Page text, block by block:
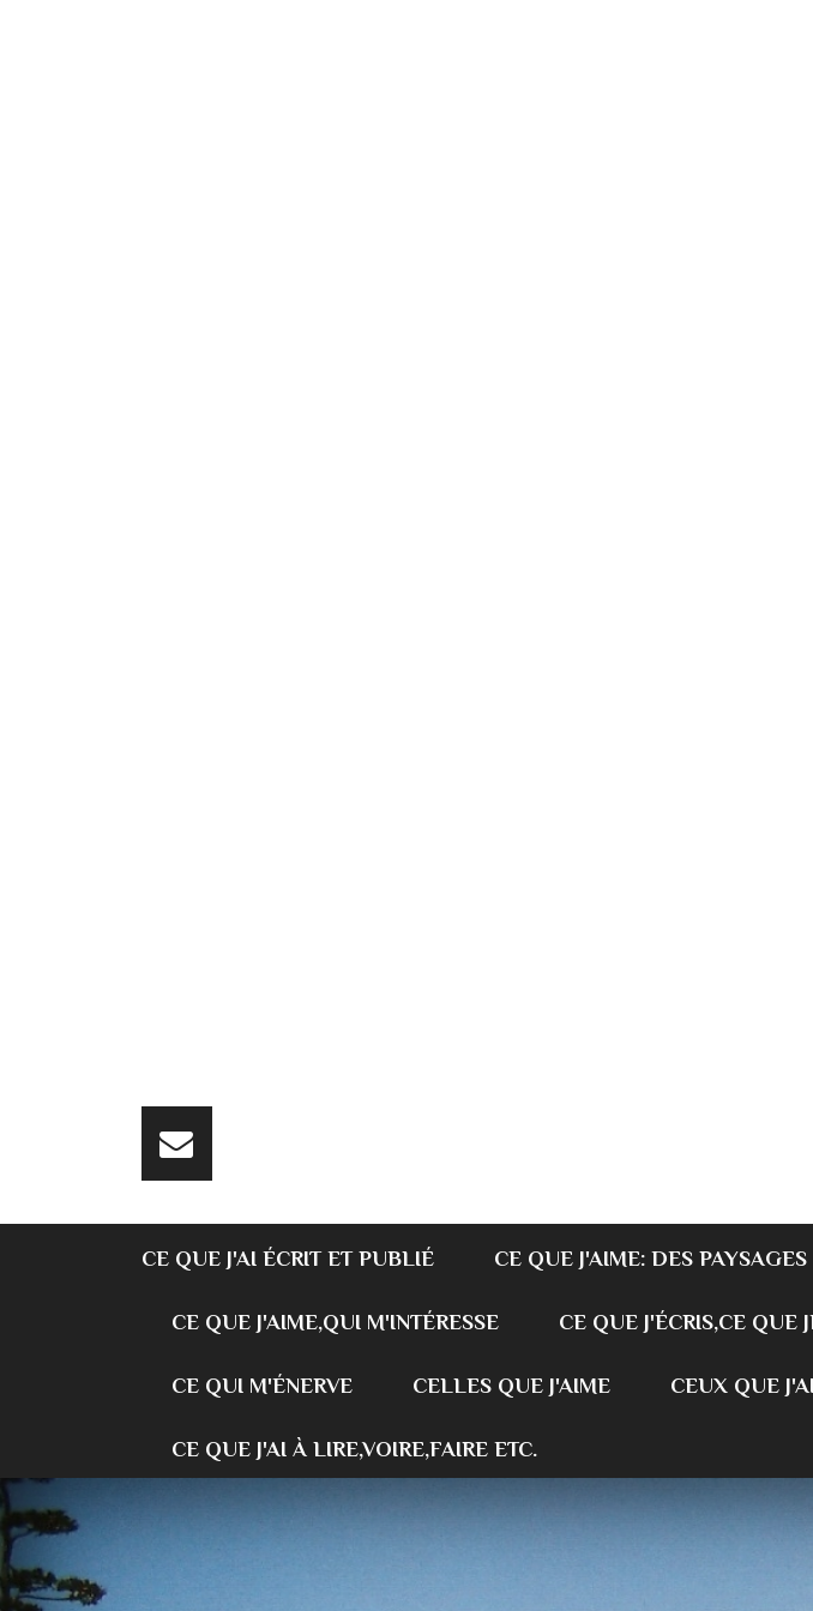
CE QUE J'AI ÉCRIT ET PUBLIÉ CE QUE J'AIME: DES PAYSAGES
CE QUE J'AIME,QUI M'INTÉRESSE CE QUE J'ÉCRIS,CE QUE
CE QUI M'ÉNERVE CELLES QUE J'AIME CEUX QUE
CE QUE J'AI À LIRE,VOIRE,FAIRE ETC.